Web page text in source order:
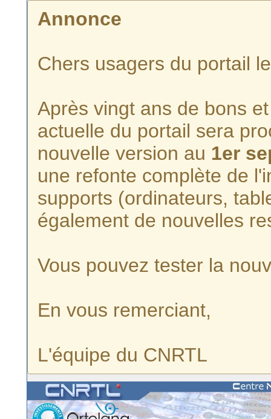
Annonce
Chers usagers du portail
Après vingt ans de bons
actuelle du portail sera
nouvelle version au 1er
une refonte complète de
supports (ordinateurs,
également de nouvelles
Vous pouvez tester la
En vous remerciant,
L'équipe du CNRTL